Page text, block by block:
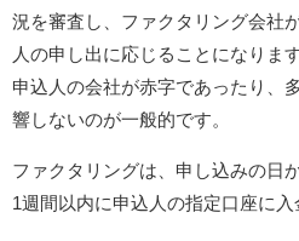
況を審査し、ファクタリング会社
人の申し出に応じることになります
申込人の会社が赤字であったり、
響しないのが一般的です。
ファクタリングは、申し込みの日
1週間以内に申込人の指定口座に入